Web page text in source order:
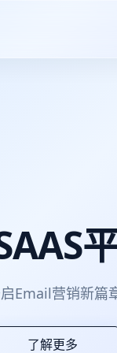
Email营销新篇
了解更多